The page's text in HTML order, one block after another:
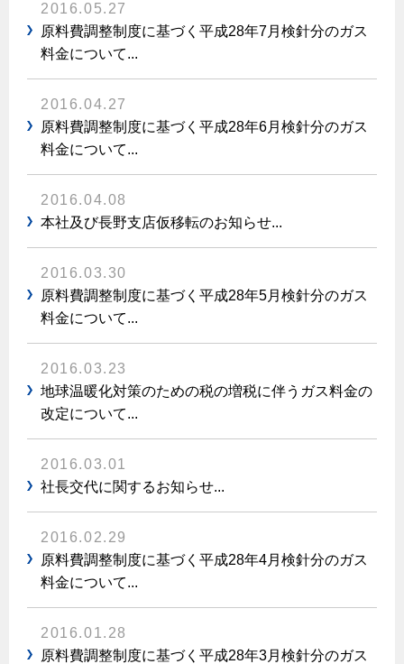
保安体制
ガス設備安全点検について
各種手続き
ガス使用開始のご案内
ガス使用停止のご案内
インターネット受付
2016.05.27
原料費調整制度に基づく平成28年7月検針分のガス
料金について...
2016.04.27
原料費調整制度に基づく平成28年6月検針分のガス
料金について...
2016.04.08
本社及び長野支店仮移転のお知らせ...
2016.03.30
原料費調整制度に基づく平成28年5月検針分のガス
料金について...
2016.03.23
地球温暖化対策のための税の増税に伴うガス料金の
改定について...
2016.03.01
社長交代に関するお知らせ...
2016.02.29
原料費調整制度に基づく平成28年4月検針分のガス
料金について...
2016.01.28
原料費調整制度に基づく平成28年3月検針分のガス